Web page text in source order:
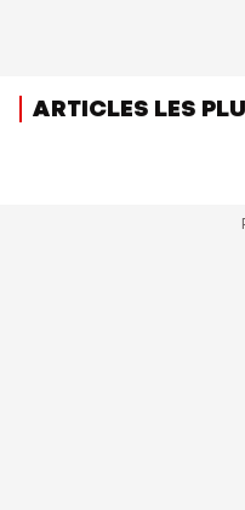
ARTICLES LES